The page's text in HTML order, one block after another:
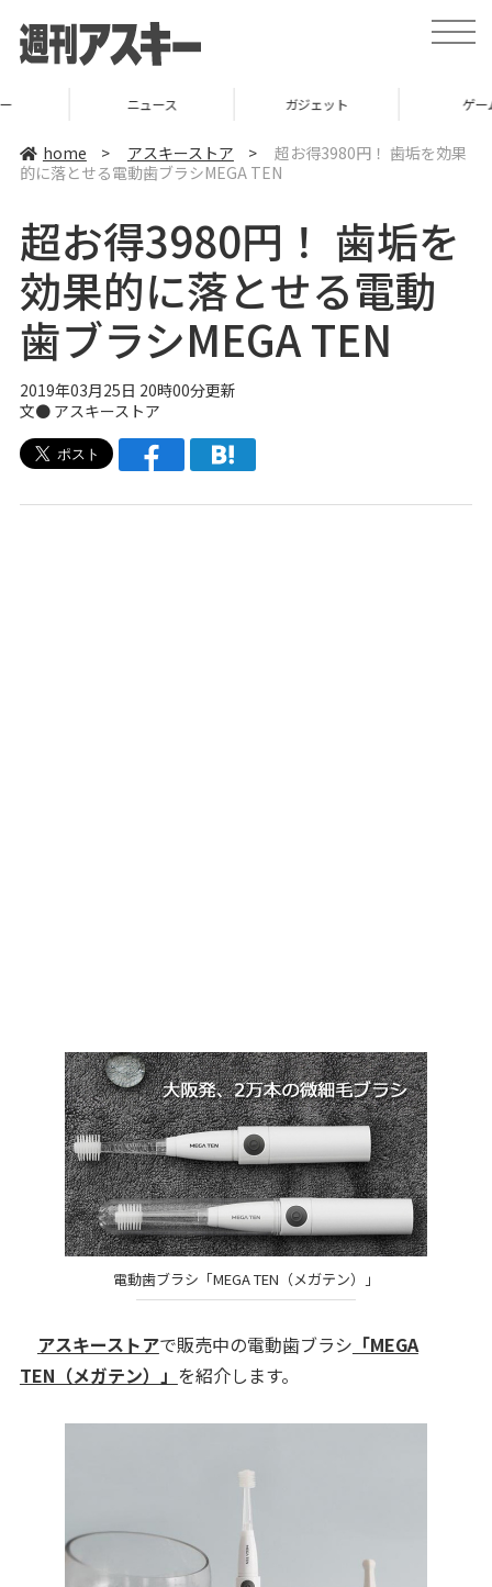
t
o
v
i
o
home > アスキーストア >
超お得3980円！ 歯垢を効果
的に落とせる電動歯ブラシMEGA TEN
超お得3980円！ 歯垢を
効果的に落とせる電動
歯ブラシMEGA TEN
2019年03月25日 20時00分更新
文● アスキーストア
電動歯ブラシ「MEGA TEN（メガテン）」
アスキーストアで販売中の電動歯ブラシ 「MEGA
TEN（メガテン）」 を紹介します。